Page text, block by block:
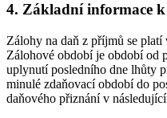
4. Základní informace
Zálohy na daň z příjmů se
Zálohové období je období od
uplynutí posledního dne lhůty
minulé zdaňovací období do
daňového přiznání v